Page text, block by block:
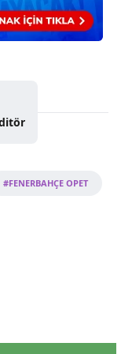
#FENERBAHÇE OPET